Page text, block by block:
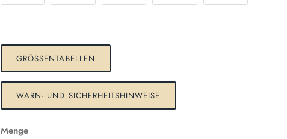
GRÖSSENTABELLEN
WARN- UND SICHERHEITSHINWEISE
Menge